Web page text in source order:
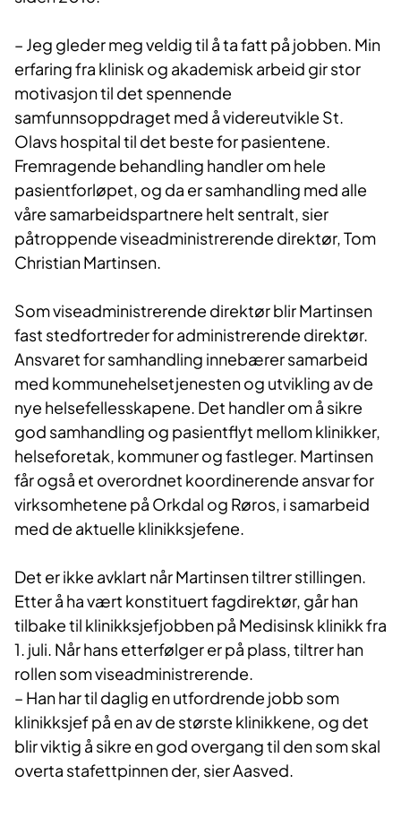
– Jeg gleder meg veldig til å ta fatt på jobben. Min
erfaring fra klinisk og akademisk arbeid gir stor
motivasjon til det spennende
samfunnsoppdraget med å videreutvikle St.
Olavs hospital til det beste for pasientene.
Fremragende behandling handler om hele
pasientforløpet, og da er samhandling med alle
våre samarbeidspartnere helt sentralt, sier
påtroppende viseadministrerende direktør, Tom
Christian Martinsen.
Som viseadministrerende direktør blir Martinsen
fast stedfortreder for administrerende direktør.
Ansvaret for samhandling innebærer samarbeid
med kommunehelsetjenesten og utvikling av de
nye helsefellesskapene. Det handler om å sikre
god samhandling og pasientflyt mellom klinikker,
helseforetak, kommuner og fastleger. Martinsen
får også et overordnet koordinerende ansvar for
virksomhetene på Orkdal og Røros, i samarbeid
med de aktuelle klinikksjefene.
Det er ikke avklart når Martinsen tiltrer stillingen.
Etter å ha vært konstituert fagdirektør, går han
tilbake til klinikksjefjobben på Medisinsk klinikk fra
1. juli. Når hans etterfølger er på plass, tiltrer han
rollen som viseadministrerende.
– Han har til daglig en utfordrende jobb som
klinikksjef på en av de største klinikkene, og det
blir viktig å sikre en god overgang til den som skal
overta stafettpinnen der, sier Aasved.